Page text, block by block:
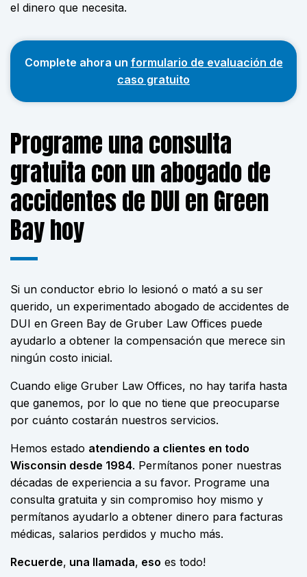
el dinero que necesita.
Complete ahora un formulario de evaluación de
caso gratuito
Programe una consulta
gratuita con un abogado de
accidentes de DUI en Green
Bay hoy
Si un conductor ebrio lo lesionó o mató a su ser
querido, un experimentado abogado de accidentes de
DUI en Green Bay de Gruber Law Offices puede
ayudarlo a obtener la compensación que merece sin
ningún costo inicial.
Cuando elige Gruber Law Offices, no hay tarifa hasta
que ganemos, por lo que no tiene que preocuparse
por cuánto costarán nuestros servicios.
Hemos estado atendiendo a clientes en todo
Wisconsin desde 1984. Permítanos poner nuestras
décadas de experiencia a su favor. Programe una
consulta gratuita y sin compromiso hoy mismo y
permítanos ayudarlo a obtener dinero para facturas
médicas, salarios perdidos y mucho más.
Recuerde, una llamada, eso es todo!